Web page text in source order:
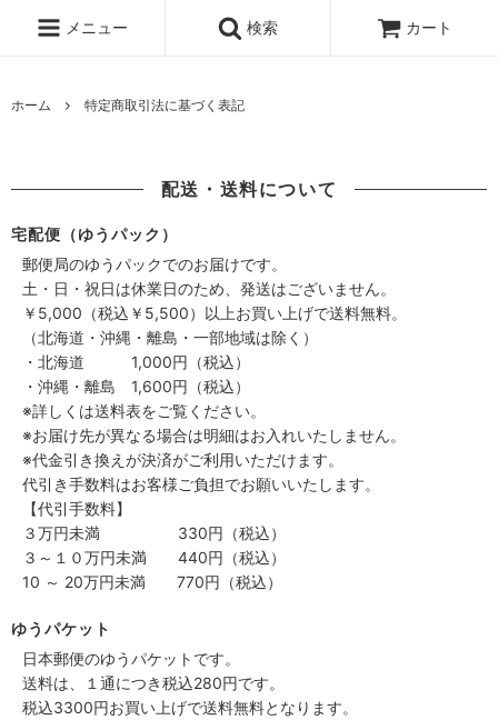
メニュー 検索 カート
ホーム 特定商取引法に基づく表記
配送・送料について
宅配便（ゆうパック）
郵便局のゆうパックでのお届けです。
土・日・祝日は休業日のため、発送はございません。
￥5,000（税込￥5,500）以上お買い上げで送料無料。
（北海道・沖縄・離島・一部地域は除く）
・北海道 1,000円（税込）
・沖縄・離島 1,600円（税込）
※詳しくは送料表をご覧ください。
※お届け先が異なる場合は明細はお入れいたしません。
※代金引き換えが決済がご利用いただけます。
代引き手数料はお客様ご負担でお願いいたします。
【代引手数料】
３万円未満 330円（税込）
３～１０万円未満 440円（税込）
10 ～ 20万円未満 770円（税込）
ゆうパケット
日本郵便のゆうパケットです。
送料は、１通につき税込280円です。
税込3300円お買い上げで送料無料となります。